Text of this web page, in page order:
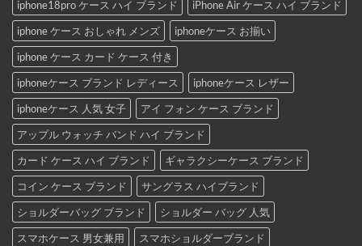
iphone18pro ケース ハイ ブランド
iPhone Air ケース ハイ ブランド
iphone ケース おしゃれ メンズ
iphoneケース お揃い
iphone ケース カード ケース 付き
iphoneケース ブランド レディース
iphoneケース レザー
iphoneケース 人気 女子
アイ フォン ケース ブランド
アップル ウォッチ バンド ハイ ブランド
カード ケース ハイ ブランド
ギャラクシーケース ブランド
コイン ケース ブランド
サングラス ハイブランド
ショルダーバッグ ブランド
ショルダー バッグ 人気
スマホケース 男女兼用
スマホショルダーブランド